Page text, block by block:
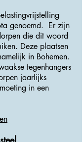
genoemd. Er zijn
die dit woord
Deze plaatsen
in Bohemen.
tegenhangers
jaarlijks
in een